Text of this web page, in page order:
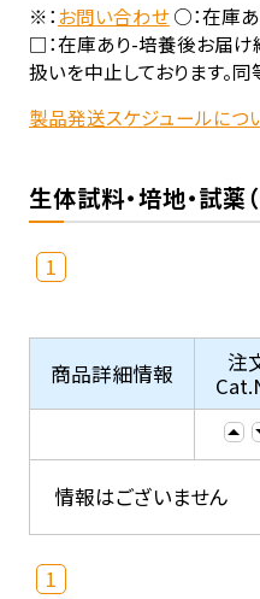
※：お問い合わせ○：在庫
□：在庫あり-培養後お届け
扱いを中止しております。同
製品発送スケジュールにつ
生体試料・培地・試薬
1
商品詳細情報
注
情報はございません
1